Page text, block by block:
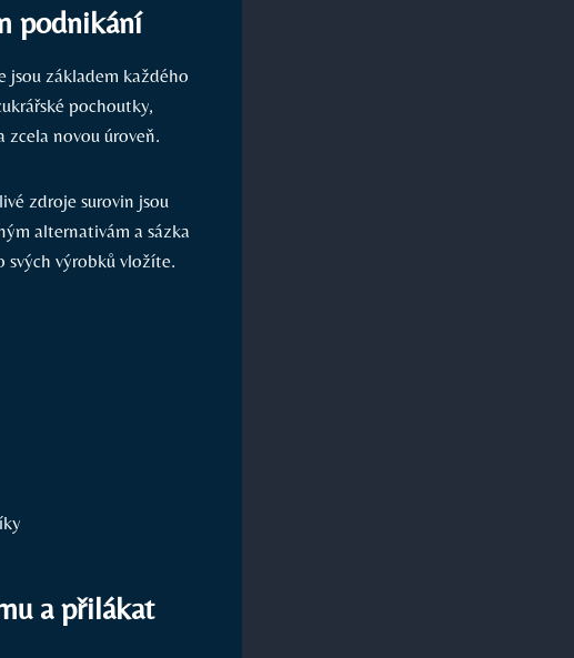
podnikání
jsou základem každého
pochoutky,
zcela novou úroveň.
zdroje surovin jsou
alternativám a sázka
svých výrobků vložíte.
a přilákat